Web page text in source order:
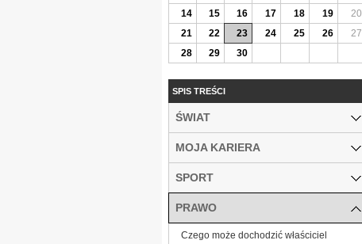
14
15 16 17 18 19
20
21
22 23 24 25 26
27
28
29 30
SPIS TREŚCI
ŚWIAT
MOJA KARIERA
SPORT
PRAWO
Czego może dochodzić właściciel